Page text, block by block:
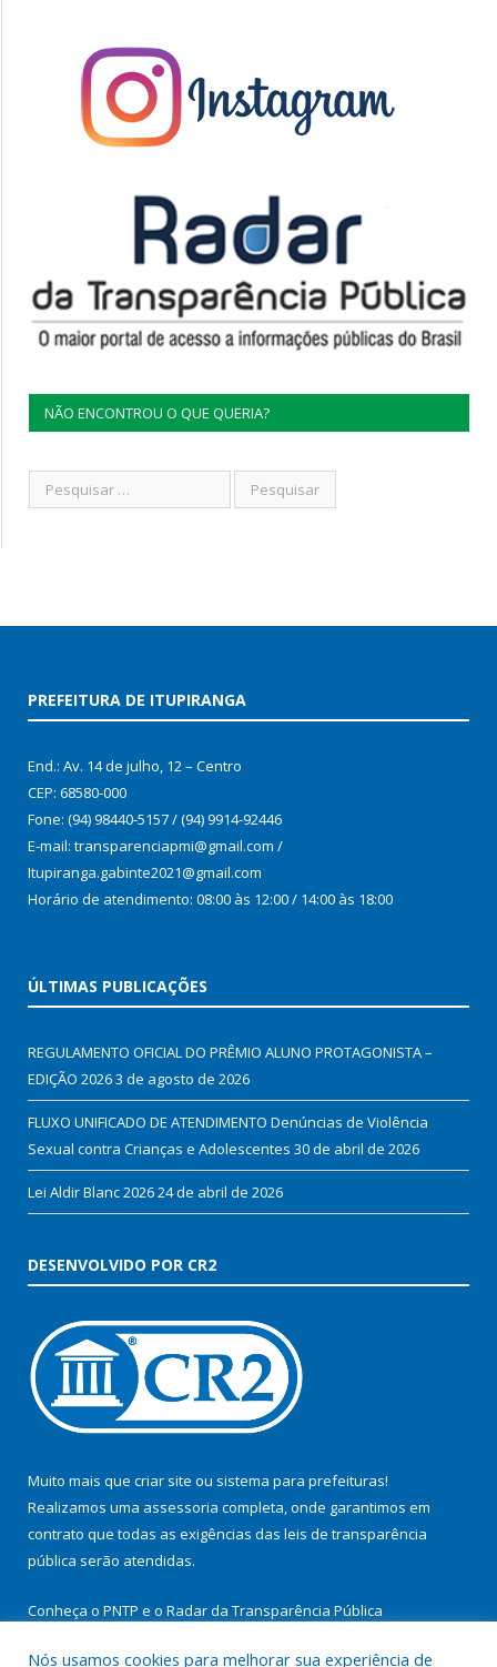
NÃO ENCONTROU O QUE QUERIA?
PREFEITURA DE ITUPIRANGA
End.: Av. 14 de julho, 12 – Centro
CEP: 68580-000
Fone: (94) 98440-5157 / (94) 9914-92446
E-mail: transparenciapmi@gmail.com /
Itupiranga.gabinte2021@gmail.com
Horário de atendimento: 08:00 às 12:00 / 14:00 às 18:00
ÚLTIMAS PUBLICAÇÕES
REGULAMENTO OFICIAL DO PRÊMIO ALUNO PROTAGONISTA –
EDIÇÃO 20263 de agosto de 2026
FLUXO UNIFICADO DE ATENDIMENTO Denúncias de Violência
Sexual contra Crianças e Adolescentes 30 de abril de 2026
Lei Aldir Blanc 202624 de abril de 2026
DESENVOLVIDO POR CR2
Muito mais que criar site ou sistema para prefeituras!
Realizamos uma assessoria completa, onde garantimos em
contrato que todas as exigências das leis de transparência
pública serão atendidas.
Conheça o PNTP e o Radar da Transparência Pública
Nós usamos cookies para melhorar sua experiência de